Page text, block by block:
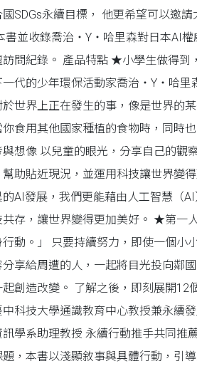
國SDGs永續目標， 他更希望可以邀
書並收錄喬治・Y・哈里森對日本AI
訪問紀錄。 產品特點 ★小學生做得到
代的少年環保活動家喬治・Y・哈
於世界上正在發生的事，像是世界的
你食用其他國家種植的食物時，同時
與想像 以兒童的眼光，分享自己的
助貼近現況，並運用科技讓世界變
AI發展，我們更能藉由人工智慧（
共存，讓世界變得更加美好。 ★第一
動。」 只要持續努力，即使一個小
分享給周遭的人，一起將目光投向鄰
創造改變。 了解之後，即刻展開12
中科技大學通識教育中心教授兼永續
訊學系助理教授 永續行動推手共同推
，本書以淺顯敘事與具體行動，引